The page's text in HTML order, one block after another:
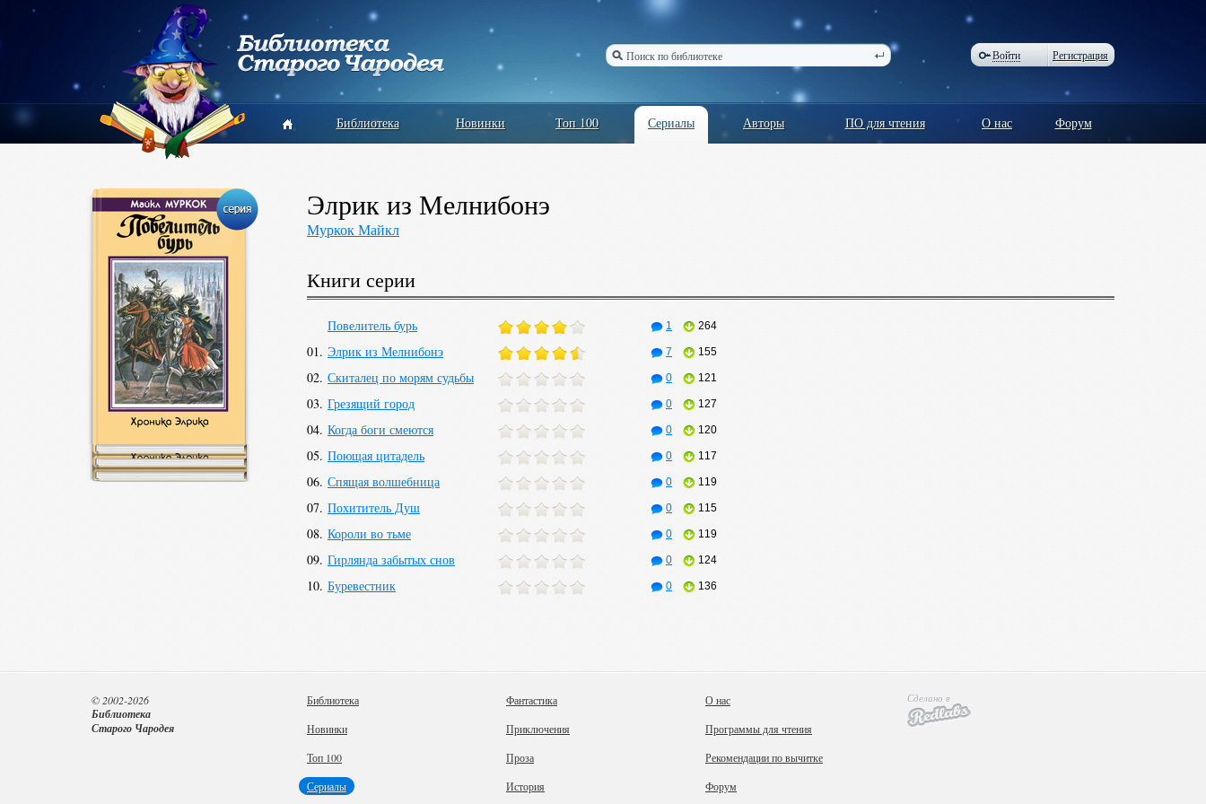
Войти Регистрация
Библиотека Новинки Топ 100 Сериалы Авторы ПО для чтения О нас Форум
Элрик из Мелнибонэ
Муркок Майкл
Книги серии
Повелитель бурь 1 264
01. Элрик из Мелнибонэ 7 155
02. Скиталец по морям судьбы 0 121
03. Грезящий город 0 127
04. Когда боги смеются 0 120
05. Поющая цитадель 0 117
06. Спящая волшебница 0 119
07. Похититель Душ 0 115
08. Короли во тьме 0 119
09. Гирлянда забытых снов 0 124
10. Буревестник 0 136
Библиотека
Новинки
Топ 100
Сериалы
Фантастика
Приключения
Проза
История
О нас
Программы для чтения
Рекомендации по вычитке
Форум
© 2002-2026
Библиотека
Старого Чародея
Сделано в